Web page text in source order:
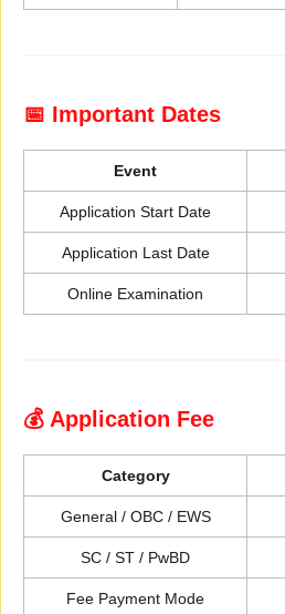
📅 Important Dates
Event
Application Start Date
Application Last Date
Online Examination
💰 Application Fee
Category
General / OBC / EWS
SC / ST / PwBD
Fee Payment Mode